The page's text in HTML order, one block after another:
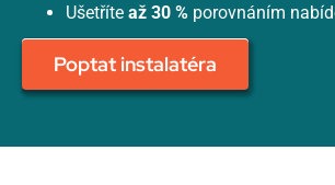
Ušetříte až 30 %porovnáním
Poptat instalatéra